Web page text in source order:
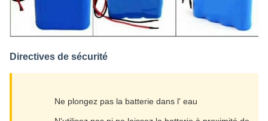
Directives de sécurité
Ne plongez pas la batterie dans l' eau